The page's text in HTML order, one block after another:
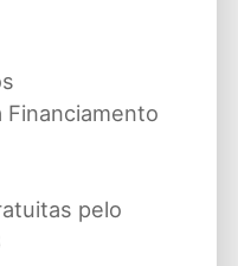
Financiamento
pelo